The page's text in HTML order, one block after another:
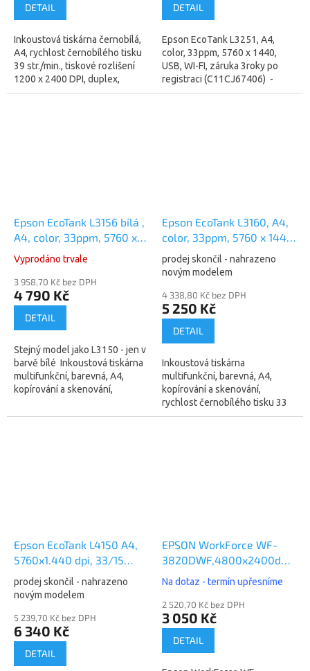
DETAIL
Inkoustová tiskárna černobílá,
A4, rychlost černobílého tisku
39 str./min., tiskové rozlišení
1200 x 2400 DPI, duplex,
tankový systém, WiFi, LAN a
DETAIL
Epson EcoTank L3251, A4,
color, 33ppm, 5760 x 1440,
USB, WI-FI, záruka 3roky po
registraci (C11CJ67406) -
náhrada za model L3150
Epson EcoTank L3156 bílá ,
A4, color, 33ppm, 5760 x
1440 (C11CG86413) - stejný
model jako L3150, jen v
bílé barvě
Vyprodáno trvale
3 958,70 Kč bez DPH
4 790 Kč
DETAIL
Stejný model jako L3150 - jen v
barvě bílé Inkoustová tiskárna
multifunkční, barevná, A4,
kopírování a skenování,
str./min., rychlost...
Epson EcoTank L3160, A4,
color, 33ppm, 5760 x 1440
(C11CH42403)
prodej skončil - nahrazeno
novým modelem
4 338,80 Kč bez DPH
5 250 Kč
DETAIL
Inkoustová tiskárna
multifunkční, barevná, A4,
kopírování a skenování,
rychlost černobílého tisku 33
str./min., rychlost barevného
Epson EcoTank L4150 A4,
5760x1.440 dpi, 33/15
ppm, Wifi (C11CG25401)
prodej skončil - nahrazeno
novým modelem
5 239,70 Kč bez DPH
6 340 Kč
DETAIL
EPSON WorkForce WF-
(C11CJ07403)
Na dotaz - termín upřesníme
2 520,70 Kč bez DPH
3 050 Kč
DETAIL